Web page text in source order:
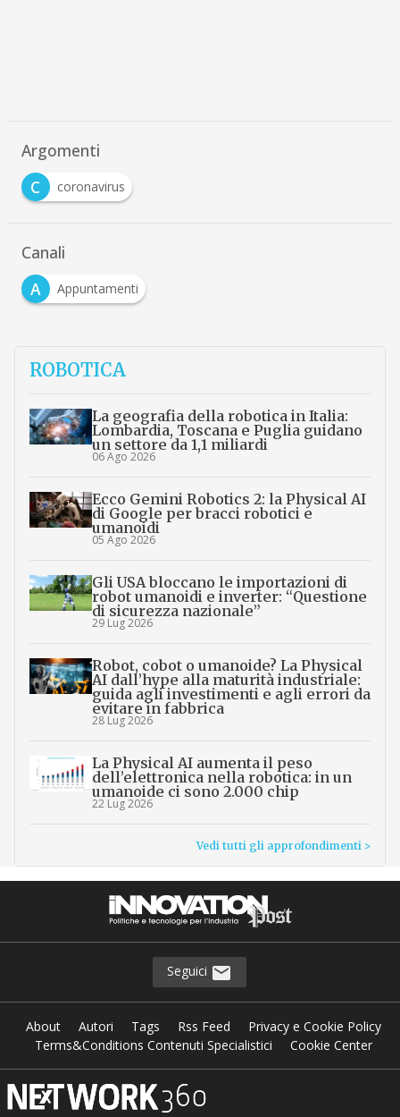
Argomenti
C
coronavirus
Canali
A
Appuntamenti
ROBOTICA
La geografia della robotica in Italia:
Lombardia, Toscana e Puglia guidano
un settore da 1,1 miliardi
06 Ago 2026
Ecco Gemini Robotics 2: la Physical AI
di Google per bracci robotici e
umanoidi
05 Ago 2026
Gli USA bloccano le importazioni di
robot umanoidi e inverter: “Questione
di sicurezza nazionale”
29 Lug 2026
Robot, cobot o umanoide? La Physical
AI dall’hype alla maturità industriale:
guida agli investimenti e agli errori da
evitare in fabbrica
28 Lug 2026
La Physical AI aumenta il peso
dell’elettronica nella robotica: in un
umanoide ci sono 2.000 chip
22 Lug 2026
Vedi tutti gli approfondimenti >
Seguici
About Autori Tags Rss Feed
Privacy e Cookie Policy
Terms&Conditions Contenuti Specialistici
Cookie Center